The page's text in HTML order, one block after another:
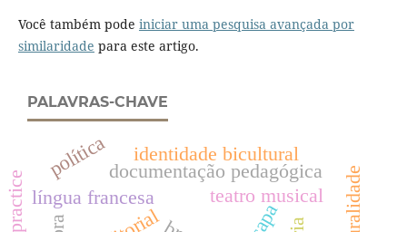
Você também pode iniciar uma pesquisa avançada por
similaridade para este artigo.
PALAVRAS-CHAVE
teatro musical
língua francesa
documentação pedagógica
identidade bicultural
capa
política